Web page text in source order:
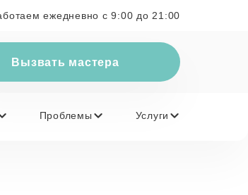
ежедневно с 9:00 до 21:00
Вызвать мастера
Проблемы Услуги